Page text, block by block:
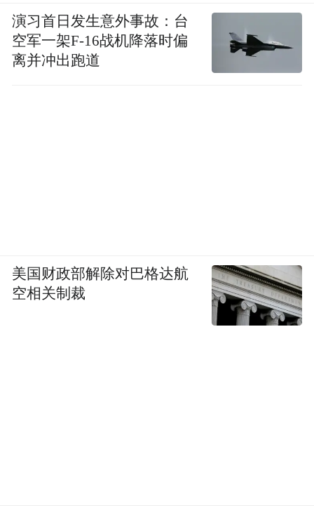
演习首日发生意外事故：台
空军一架F-16战机降落时偏
离并冲出跑道
美国财政部解除对巴格达航
空相关制裁